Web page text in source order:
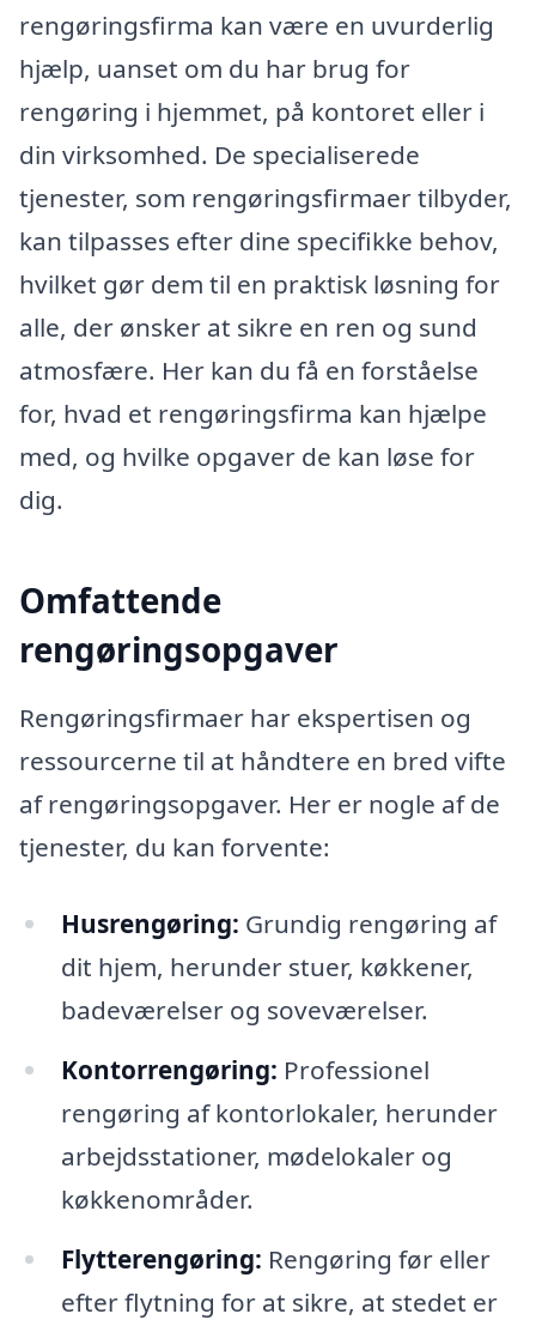
rengøringsfirma kan være en uvurderlig
hjælp, uanset om du har brug for
rengøring i hjemmet, på kontoret eller i
din virksomhed. De specialiserede
tjenester, som rengøringsfirmaer tilbyder,
kan tilpasses efter dine specifikke behov,
hvilket gør dem til en praktisk løsning for
alle, der ønsker at sikre en ren og sund
atmosfære. Her kan du få en forståelse
for, hvad et rengøringsfirma kan hjælpe
med, og hvilke opgaver de kan løse for
dig.
Omfattende
rengøringsopgaver
Rengøringsfirmaer har ekspertisen og
ressourcerne til at håndtere en bred vifte
af rengøringsopgaver. Her er nogle af de
tjenester, du kan forvente:
Husrengøring: Grundig rengøring af
dit hjem, herunder stuer, køkkener,
badeværelser og soveværelser.
Kontorrengøring: Professionel
rengøring af kontorlokaler, herunder
arbejdsstationer, mødelokaler og
køkkenområder.
Flytterengøring: Rengøring før eller
efter flytning for at sikre, at stedet er